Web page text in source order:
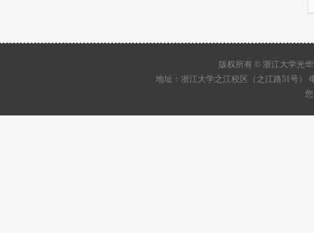
版权所有 © 浙江大学光
地址：浙江大学之江校区（之江路51号）